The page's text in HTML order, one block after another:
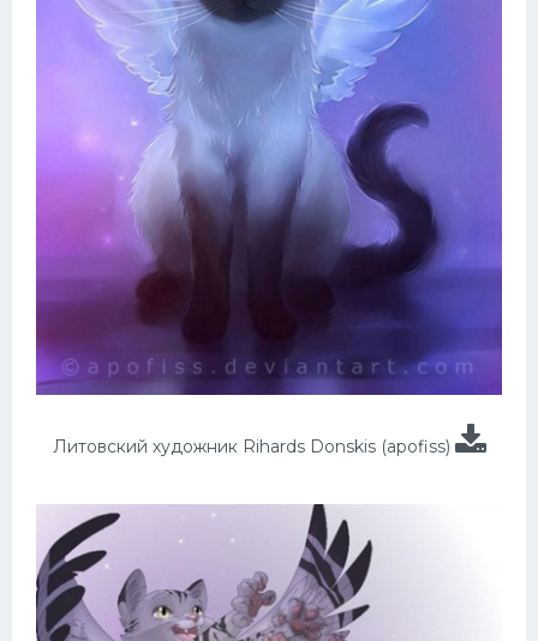
Литовский художник Rihards Donskis (apofiss)